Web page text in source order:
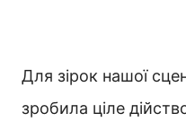
Для зірок нашої
зробила ціле